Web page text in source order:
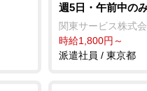
週5日・午前中の
関東サービス株式
時給1,800円～
派遣社員 / 東京都